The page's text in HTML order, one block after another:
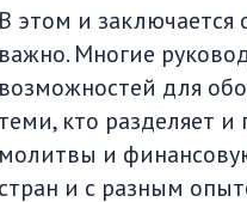
В этом и заключается
важно. Многие
возможностей для
теми, кто разделяет
молитвы и
стран и с разным